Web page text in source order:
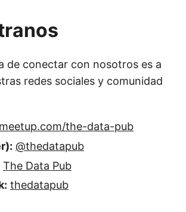
de conectar con nosotros es a
redes sociales y comunidad
meetup.com/the-data-pub
@thedatapub
The Data Pub
thedatapub